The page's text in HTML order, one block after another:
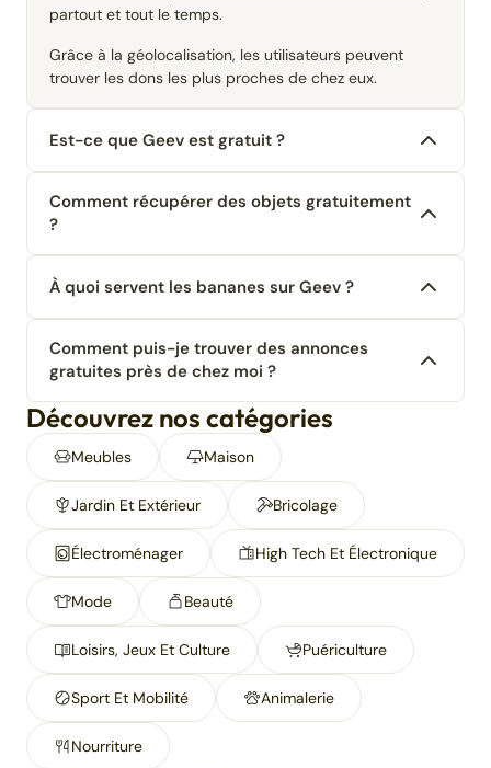
partout et tout le temps.
Grâce à la géolocalisation, les utilisateurs peuvent
trouver les dons les plus proches de chez eux.
Est-ce que Geev est gratuit ?
Comment récupérer des objets gratuitement
?
À quoi servent les bananes sur Geev ?
Comment puis-je trouver des annonces
gratuites près de chez moi ?
Découvrez nos catégories
Meubles Maison
Jardin Et Extérieur Bricolage
Électroménager High Tech Et Électronique
Mode Beauté
Loisirs, Jeux Et Culture Puériculture
Sport Et Mobilité Animalerie
Nourriture